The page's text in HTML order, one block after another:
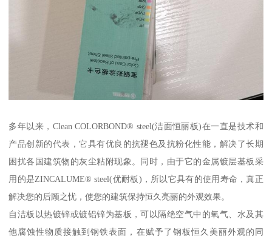
多年以来，Clean COLORBOND® steel(洁面恒丽板)在一直是技术和
产品创新的代表，它具有优良的抗褪色及抗粉化性能，解决了长期
困扰各国建筑物的灰尘粘附现象。同时，由于它的金属镀层基板采
用的是ZINCALUME® steel(优耐板)，所以它具有的使用寿命，真正
解决您的后顾之忧，使您的建筑保持恒久亮丽的外观效果。
自洁板以热镀锌或镀铝锌为基板，可以隔绝空气中的氧气、水及其
他腐蚀性物质接触到钢铁表面，在赋予了钢板恒久美丽外观的同